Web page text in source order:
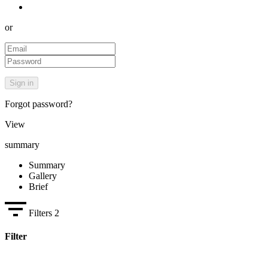
or
Forgot password?
View
summary
Summary
Gallery
Brief
Filters 2
Filter